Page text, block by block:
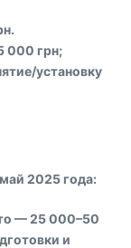
.
000 грн;
установку
2025 года:
—25 000–50
и